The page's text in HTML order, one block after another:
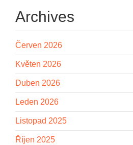
Archives
Červen 2026
Květen 2026
Duben 2026
Leden 2026
Listopad 2025
Říjen 2025